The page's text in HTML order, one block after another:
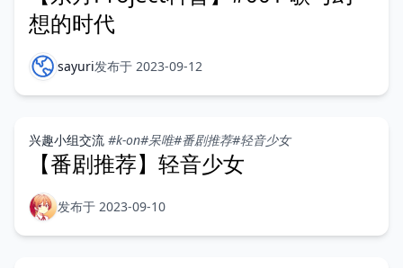
想的时代
sayuri发布于 2023-09-12
兴趣小组交流 #k-on#呆唯#番剧推荐#轻音少女
【番剧推荐】轻音少女
发布于 2023-09-10